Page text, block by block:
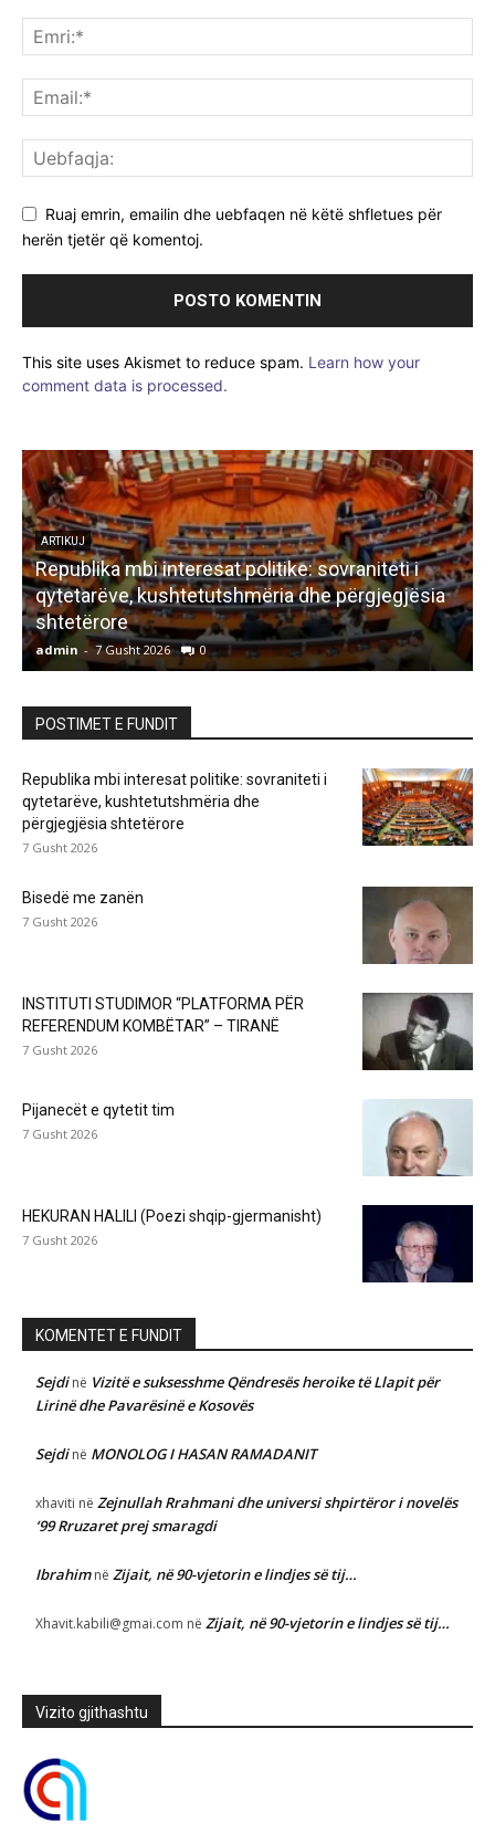
Ruaj emrin, emailin dhe uebfaqen në këtë shfletues për
herën tjetër që komentoj.
This site uses Akismet to reduce spam. Learn how your
comment data is processed.
LETËRSI
Bisedë me zanën
admin - 7 Gusht 2026 0
POSTIMET E FUNDIT
Republika mbi interesat politike: sovraniteti i
qytetarëve, kushtetutshmëria dhe
përgjegjësia shtetërore
7 Gusht 2026
Bisedë me zanën
7 Gusht 2026
INSTITUTI STUDIMOR “PLATFORMA PËR
REFERENDUM KOMBËTAR” – TIRANË
7 Gusht 2026
Pijanecët e qytetit tim
7 Gusht 2026
HEKURAN HALILI (Poezi shqip-gjermanisht)
7 Gusht 2026
KOMENTET E FUNDIT
Sejdinë Vizitë e suksesshme Qëndresës heroike të Llapit për
Lirinë dhe Pavarësinë e Kosovës
Sejdinë MONOLOG I HASAN RAMADANIT
xhaviti në Zejnullah Rrahmani dhe universi shpirtëror i novelës
‘99 Rruzaret prej smaragdi
Ibrahimnë Zijait, në 90-vjetorin e lindjes së tij…
Xhavit.kabili@gmai.com në Zijait, në 90-vjetorin e lindjes së tij…
Vizito gjithashtu